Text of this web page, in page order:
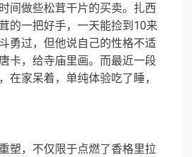
间做些松茸干片的买卖。扎西
的一把好手，一天能捡到10来
勇过，但他说自己的性格不适
卡，给寺庙里画。而最近一段
在家呆着，单纯体验吃了睡，
塑，不仅限于点燃了香格里拉